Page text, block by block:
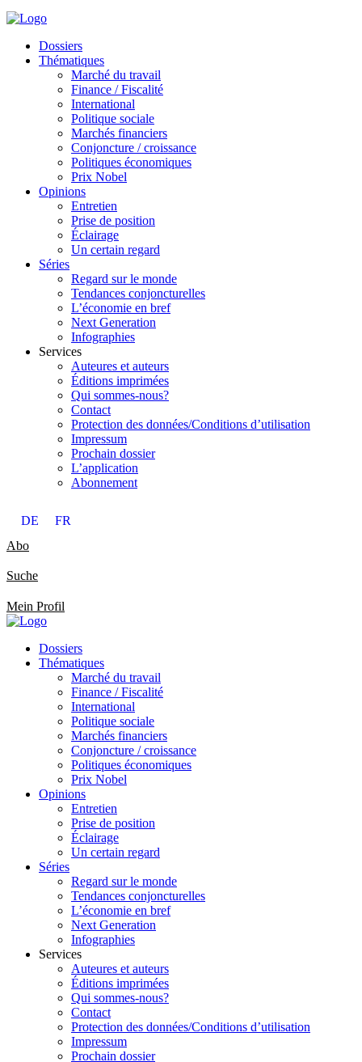
Dossiers
Thématiques
Marché du travail
Finance / Fiscalité
International
Politique sociale
Marchés financiers
Conjoncture / croissance
Politiques économiques
Prix Nobel
Opinions
Entretien
Prise de position
Éclairage
Un certain regard
Séries
Regard sur le monde
Tendances conjoncturelles
L’économie en bref
Next Generation
Infographies
Services
Auteures et auteurs
Éditions imprimées
Qui sommes-nous?
Contact
Protection des données/Conditions d’utilisation
Impressum
Prochain dossier
L’application
Abonnement
DE
FR
Abo
Suche
Mein Profil
Dossiers
Thématiques
Marché du travail
Finance / Fiscalité
International
Politique sociale
Marchés financiers
Conjoncture / croissance
Politiques économiques
Prix Nobel
Opinions
Entretien
Prise de position
Éclairage
Un certain regard
Séries
Regard sur le monde
Tendances conjoncturelles
L’économie en bref
Next Generation
Infographies
Services
Auteures et auteurs
Éditions imprimées
Qui sommes-nous?
Contact
Protection des données/Conditions d’utilisation
Impressum
Prochain dossier